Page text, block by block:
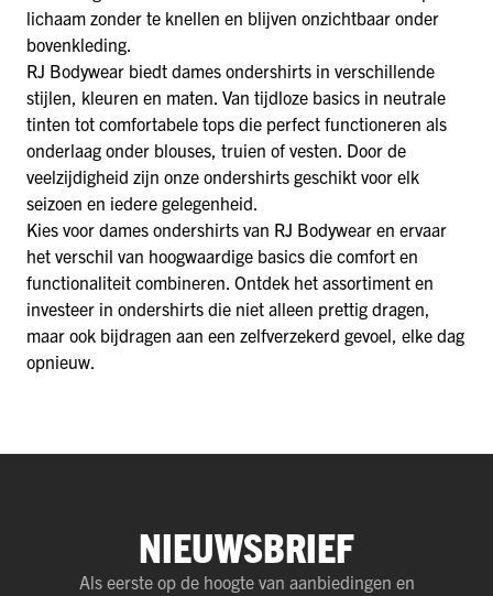
lichaam zonder te knellen en blijven onzichtbaar onder
bovenkleding.
RJ Bodywear biedt dames ondershirts in verschillende
stijlen, kleuren en maten. Van tijdloze basics in neutrale
tinten tot comfortabele tops die perfect functioneren als
onderlaag onder blouses, truien of vesten. Door de
veelzijdigheid zijn onze ondershirts geschikt voor elk
seizoen en iedere gelegenheid.
Kies voor dames ondershirts van RJ Bodywear en ervaar
het verschil van hoogwaardige basics die comfort en
functionaliteit combineren. Ontdek het assortiment en
investeer in ondershirts die niet alleen prettig dragen,
maar ook bijdragen aan een zelfverzekerd gevoel, elke dag
opnieuw.
NIEUWSBRIEF
Als eerste op de hoogte van aanbiedingen en